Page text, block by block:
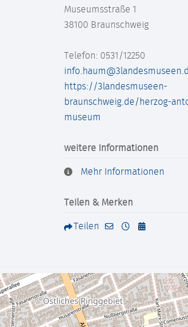
Museumsstraße 1
38100 Braunschweig
Telefon: 0531/12250
https://3landesmuseen-
braunschweig.de/herzog-
museum
weitere Informationen
Mehr Informationen
Teilen & Merken
Teilen